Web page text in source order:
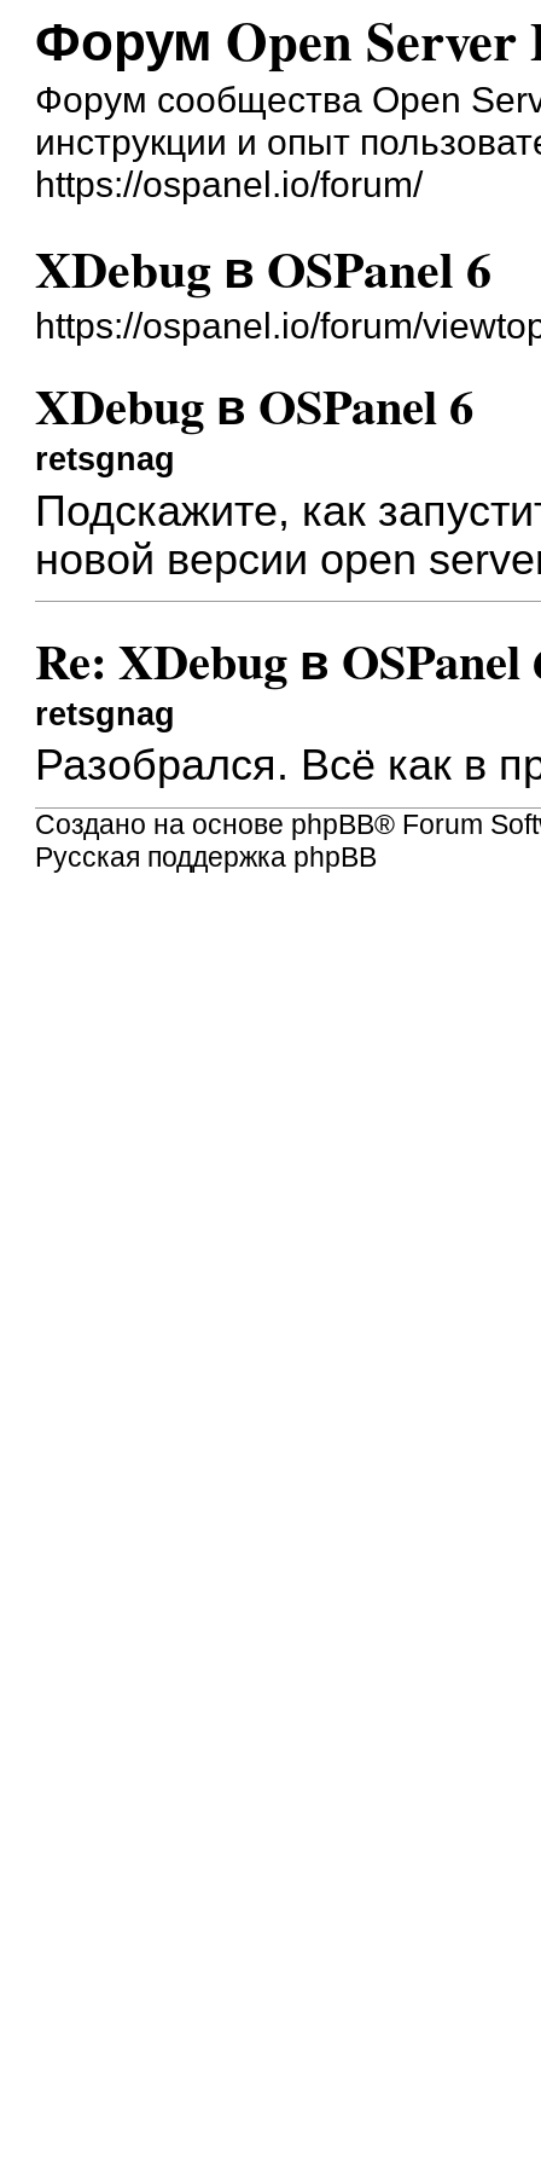
Форум Open Server
Форум сообщества Open
инструкции и опыт
https://ospanel.io/forum/
XDebug в OSPanel 6
https://ospanel.io/forum/
XDebug в OSPanel 6
retsgnag
Подскажите, как
новой версии open
Re: XDebug в OSPanel
retsgnag
Разобрался. Всё как в
Создано на основе phpBB® Forum
Русская поддержка phpBB